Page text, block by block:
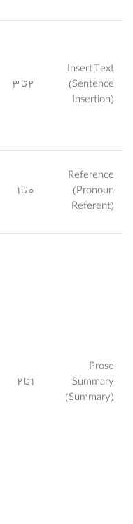
Insert Text
(Sentence
Insertion)
۲ تا ۳
Reference
(Pronoun
Referent)
۰ تا ۱
Prose
Summary
(Summary)
۱ تا ۲